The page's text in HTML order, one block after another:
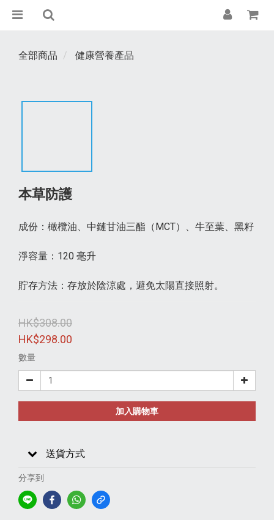
全部商品 健康營養產品
本草防護
成份：橄欖油、中鏈甘油三酯（MCT）、牛至葉、黑籽
淨容量：120 毫升
貯存方法：存放於陰涼處，避免太陽直接照射。
HK$308.00
HK$298.00
數量
加入購物車
送貨方式
分享到